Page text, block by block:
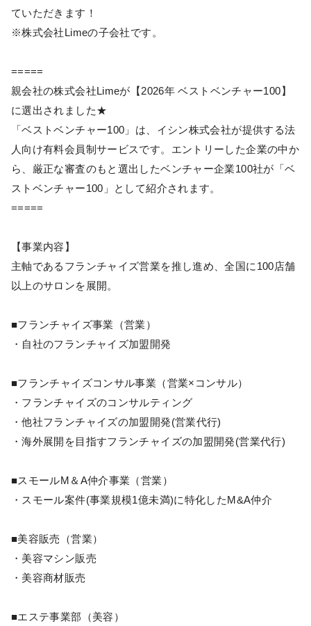
ていただきます！
※株式会社Limeの子会社です。
=====
親会社の株式会社Limeが【2026年 ベストベンチャー100】
に選出されました★
「ベストベンチャー100」は、イシン株式会社が提供する法
人向け有料会員制サービスです。エントリーした企業の中か
ら、厳正な審査のもと選出したベンチャー企業100社が「ベ
ストベンチャー100」として紹介されます。
=====
【事業内容】
主軸であるフランチャイズ営業を推し進め、全国に100店舗
以上のサロンを展開。
■フランチャイズ事業（営業）
・自社のフランチャイズ加盟開発
■フランチャイズコンサル事業（営業×コンサル）
・フランチャイズのコンサルティング
・他社フランチャイズの加盟開発(営業代行)
・海外展開を目指すフランチャイズの加盟開発(営業代行)
■スモールM＆A仲介事業（営業）
・スモール案件(事業規模1億未満)に特化したM&A仲介
■美容販売（営業）
・美容マシン販売
・美容商材販売
■エステ事業部（美容）